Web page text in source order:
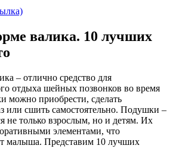
валика. 10 лучших
– отлично средство для
отдыха шейных позвонков во время
можно приобрести, сделать
или сшить самостоятельно. Подушки –
не только взрослым, но и детям. Их
элементами, что
малыша. Представим 10 лучших